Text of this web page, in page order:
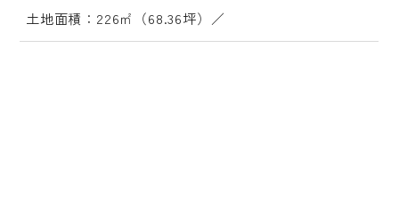
土地面積：226㎡（68.36坪）／